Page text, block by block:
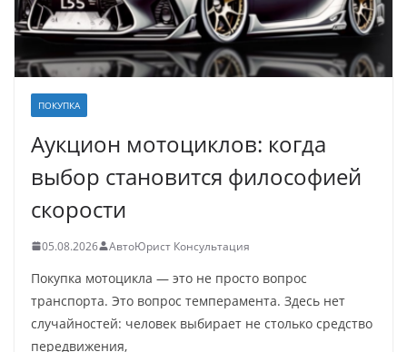
ПОКУПКА
Аукцион мотоциклов: когда
выбор становится философией
скорости
05.08.2026 АвтоЮрист Консультация
Покупка мотоцикла — это не просто вопрос
транспорта. Это вопрос темперамента. Здесь нет
случайностей: человек выбирает не столько средство
передвижения,